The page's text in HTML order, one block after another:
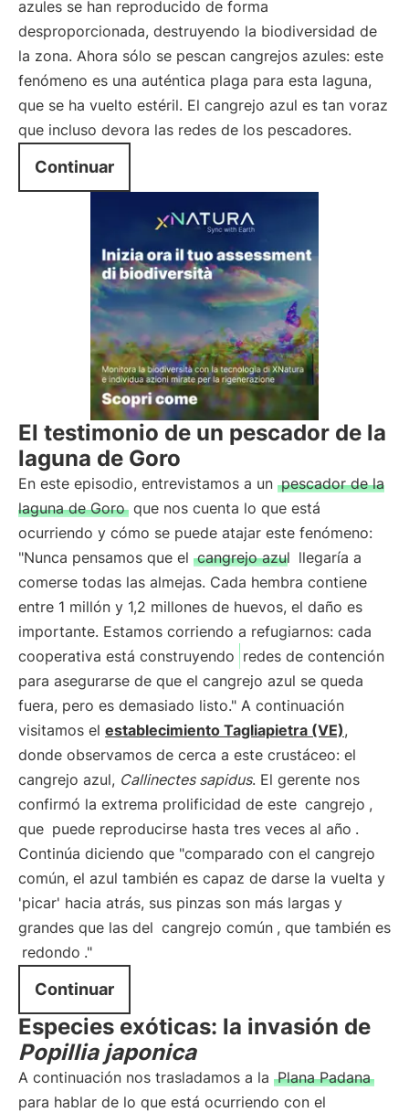
azules se han reproducido de forma
desproporcionada, destruyendo la biodiversidad de
la zona. Ahora sólo se pescan cangrejos azules: este
fenómeno es una auténtica plaga para esta laguna,
que se ha vuelto estéril. El cangrejo azul es tan voraz
que incluso devora las redes de los pescadores.
Continuar
El testimonio de un pescador de la
laguna de Goro
En este episodio, entrevistamos a un pescador de la
laguna de Goro que nos cuenta lo que está
ocurriendo y cómo se puede atajar este fenómeno:
"Nunca pensamos que el cangrejo azul llegaría a
comerse todas las almejas. Cada hembra contiene
entre 1 millón y 1,2 millones de huevos, el daño es
importante. Estamos corriendo a refugiarnos: cada
cooperativa está construyendo redes de contención
para asegurarse de que el cangrejo azul se queda
fuera, pero es demasiado listo." A continuación
visitamos el establecimiento Tagliapietra (VE),
donde observamos de cerca a este crustáceo: el
cangrejo azul, Callinectes sapidus. El gerente nos
confirmó la extrema prolificidad de este cangrejo ,
que puede reproducirse hasta tres veces al año .
Continúa diciendo que "comparado con el cangrejo
común, el azul también es capaz de darse la vuelta y
'picar' hacia atrás, sus pinzas son más largas y
grandes que las del cangrejo común , que también es
redondo ."
Continuar
Especies exóticas: la invasión de
Popillia japonica
A continuación nos trasladamos a la Plana Padana
para hablar de lo que está ocurriendo con el